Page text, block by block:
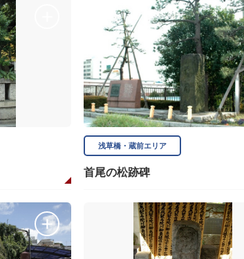
浅草橋・蔵前エリア
首尾の松跡碑